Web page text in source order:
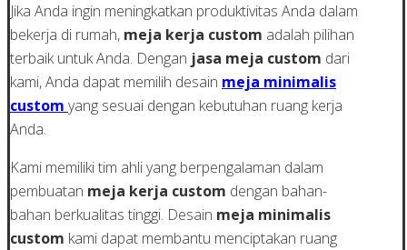
Jika Anda ingin meningkatkan produktivitas Anda dalam
bekerja di rumah, meja kerja custom adalah pilihan
terbaik untuk Anda. Dengan jasa meja custom dari
kami, Anda dapat memilih desain meja minimalis
custom yang sesuai dengan kebutuhan ruang kerja
Anda.
Kami memiliki tim ahli yang berpengalaman dalam
pembuatan meja kerja custom dengan bahan-
bahan berkualitas tinggi. Desain meja minimalis
custom kami dapat membantu menciptakan ruang